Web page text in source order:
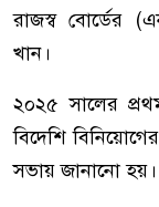
রাজস্ব বোর্ডের
খান।
২০২৫ সালের
বিদেশি
সভায় জানানো হয়।